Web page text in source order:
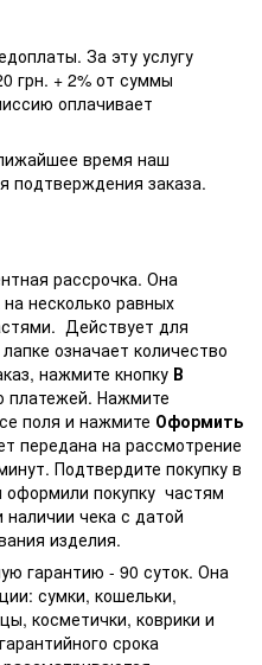
За эту услугу
грн. + 2% от суммы
оплачивает
время наш
подтверждения заказа.
рассрочка. Она
несколько равных
Действует для
означает количество
нажмите кнопку В
платежей. Нажмите
поля и нажмите Оформить
передана на рассмотрение
Подтвердите покупку в
покупку частям
наличии чека с датой
изделия.
гарантию - 90 суток. Она
сумки, кошельки,
косметички, коврики и
срока